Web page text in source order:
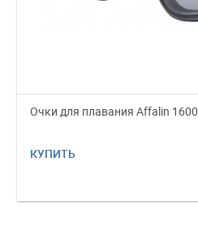
Очки для плавания Affalin 1600
КУПИТЬ